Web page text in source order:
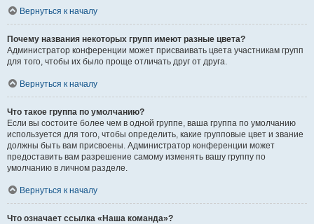
Вернуться к началу
Почему названия некоторых групп имеют разные цвета?
Администратор конференции может присваивать цвета участникам групп
для того, чтобы их было проще отличать друг от друга.
Вернуться к началу
Что такое группа по умолчанию?
Если вы состоите более чем в одной группе, ваша группа по умолчанию
используется для того, чтобы определить, какие групповые цвет и звание
должны быть вам присвоены. Администратор конференции может
предоставить вам разрешение самому изменять вашу группу по
умолчанию в личном разделе.
Вернуться к началу
Что означает ссылка «Наша команда»?